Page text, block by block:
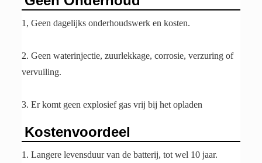
1, Geen dagelijks onderhoudswerk en kosten.
2. Geen waterinjectie, zuurlekkage, corrosie, verzuring of
vervuiling.
3. Er komt geen explosief gas vrij bij het opladen
Kostenvoordeel
1. Langere levensduur van de batterij, tot wel 10 jaar.